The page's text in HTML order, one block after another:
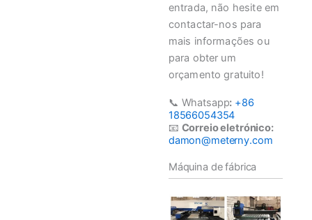
entrada, não hesite em
contactar-nos para
mais informações ou
para obter um
orçamento gratuito!
📞 Whatsapp: +86
18566054354
📧 Correio eletrónico:
damon@meterny.com
Máquina de fábrica